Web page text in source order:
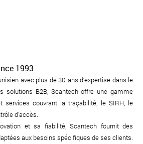
1993
avec plus de 30 ans d’expertise dans le
solutions B2B, Scantech offre une gamme
services couvrant la traçabilité, le SIRH, le
d’accès.
et sa fiabilité, Scantech fournit des
aux besoins spécifiques de ses clients.